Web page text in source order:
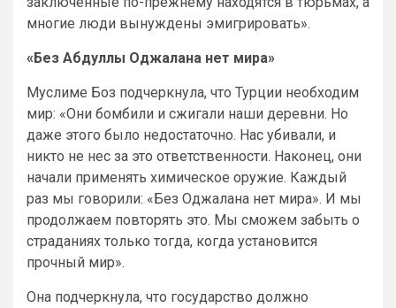
многие люди вынуждены эмигрировать».
«Без Абдуллы Оджалана нет мира»
Муслиме Боз подчеркнула, что Турции необходим
мир: «Они бомбили и сжигали наши деревни. Но
даже этого было недостаточно. Нас убивали, и
никто не нес за это ответственности. Наконец, они
начали применять химическое оружие. Каждый
раз мы говорили: «Без Оджалана нет мира». И мы
продолжаем повторять это. Мы сможем забыть о
страданиях только тогда, когда установится
прочный мир».
Она подчеркнула, что государство должно